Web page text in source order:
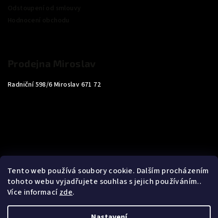
Tento web používá soubory cookie. Dalším procházením
tohoto webu vyjadřujete souhlas s jejich používáním..
Více informacízde.
Radniční 598/6 Miroslav 671 72